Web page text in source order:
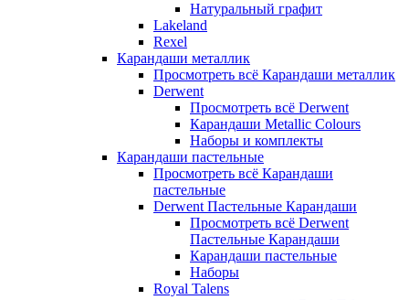
Натуральный графит
Lakeland
Rexel
Карандаши металлик
Просмотреть всё Карандаши металлик
Derwent
Просмотреть всё Derwent
Карандаши Metallic Colours
Наборы и комплекты
Карандаши пастельные
Просмотреть всё Карандаши
пастельные
Derwent Пастельные Карандаши
Просмотреть всё Derwent
Пастельные Карандаши
Карандаши пастельные
Наборы
Royal Talens